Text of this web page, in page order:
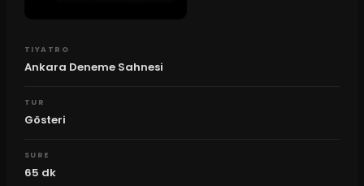
TIYATRO
Ankara Deneme Sahnesi
TUR
Gösteri
SURE
65 dk